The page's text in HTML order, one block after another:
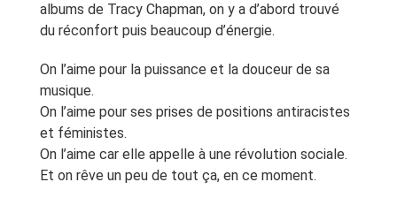
albums de Tracy Chapman, on y a d’abord trouvé
du réconfort puis beaucoup d’énergie.
On l’aime pour la puissance et la douceur de sa
musique.
On l’aime pour ses prises de positions antiracistes
et féministes.
On l’aime car elle appelle à une révolution sociale.
Et on rêve un peu de tout ça, en ce moment.